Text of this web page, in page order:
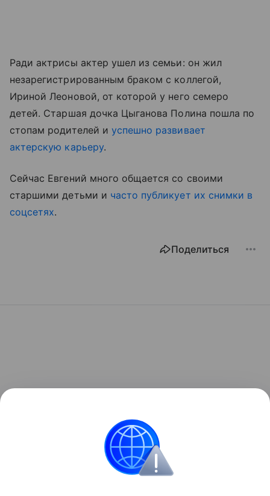
Ради актрисы актер ушел из семьи: он жил
незарегистрированным браком с коллегой,
Ириной Леоновой, от которой у него семеро
детей. Старшая дочка Цыганова Полина пошла по
стопам родителей и успешно развивает
актерскую карьеру.
Сейчас Евгений много общается со своими
старшими детьми и часто публикует их снимки в
соцсетях.
Поделиться